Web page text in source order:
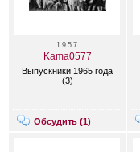
1957
Kama0577
Выпускники 1965 года
(3)
Обсудить (1)